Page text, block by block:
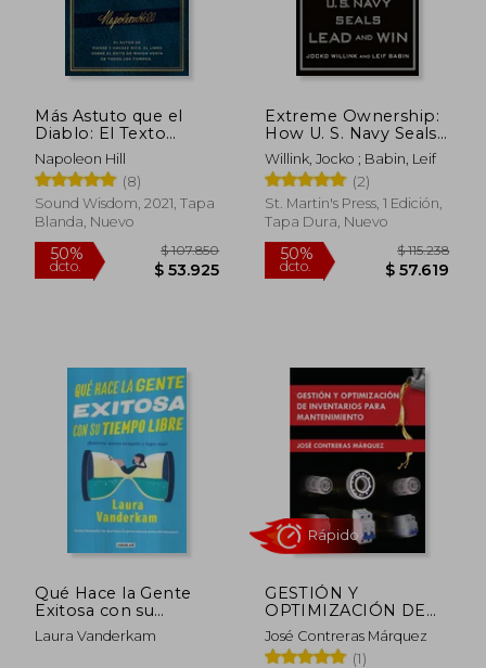
10%
dcto. $ 32.715
10%
dcto. $
Más Astuto que el
Diablo: El Texto
Completo Original
sin Editar; El Autor de
Piense y Hágase Rico,
el Libro Sobre el
Éxito de Mayor Venta
Napoleon Hill
(8)
Sound Wisdom, 2021, Tapa
Blanda, Nuevo
Extreme Ownership:
How U. S. Navy Seals
Lead and win (en
Inglés)
Willink, Jocko ; Babin, Leif
(2)
St. Martin's Press, 1 Edición,
Tapa Dura, Nuevo
Qué Hace la Gente
Exitosa con su
Tiempo Libre:
Siéntete Menos
Laura Vanderkam
GESTIÓN Y
OPTIMIZACIÓN DE
INVENTARIOS PARA
MANTENIMIENTO
José Contreras Márquez
(1)